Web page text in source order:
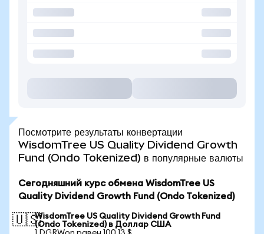
Посмотрите результаты конвертации
WisdomTree US Quality Dividend Growth
Fund (Ondo Tokenized) в популярные валюты
Сегодняшний курс обмена WisdomTree US
Quality Dividend Growth Fund (Ondo Tokenized)
🇺🇸WisdomTree US Quality Dividend Growth Fund
(Ondo Tokenized) в Доллар США